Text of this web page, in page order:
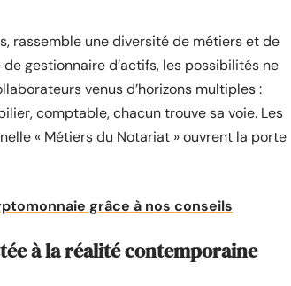
rassemble une diversité de métiers et de
gestionnaire d’actifs, les possibilités ne
venus d’horizons multiples :
comptable, chacun trouve sa voie. Les
« Métiers du Notariat » ouvrent la porte
grâce à nos conseils
à la réalité contemporaine